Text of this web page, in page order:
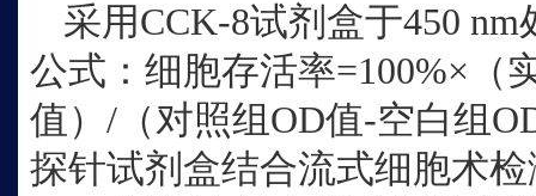
采用CCK-8试剂盒于450
公式：细胞存活率=100%×（
值）/（对照组OD值-空白组
探针试剂盒结合流式细胞术